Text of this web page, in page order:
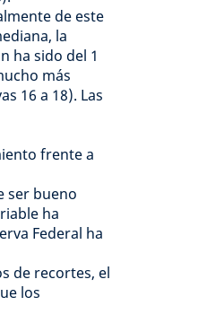
de este
la
ha sido del 1
más
16 a 18). Las
frente a
ser bueno
ha
Federal ha
de recortes, el
los